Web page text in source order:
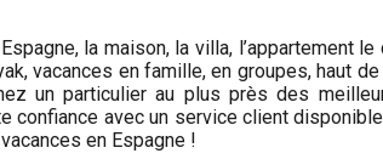
la maison, la villa, l’appartement
vacances en famille, en groupes, haut
un particulier au plus près des
avec un service client
en Espagne !